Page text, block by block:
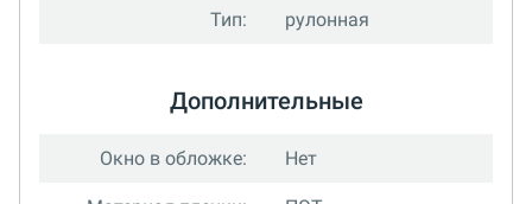
Тип: рулонная
Дополнительные
Окно в обложке: Нет